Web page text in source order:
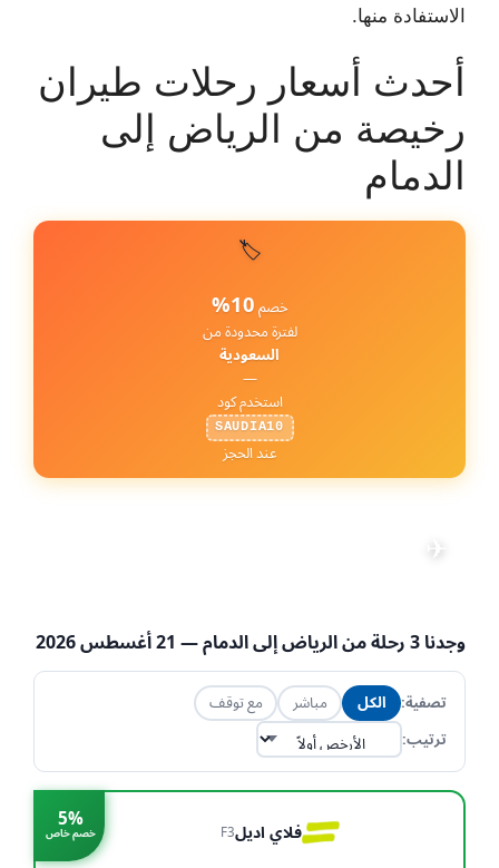
الاستفادة منها.
أحدث أسعار رحلات طيران
رخيصة من الرياض إلى
الدمام
🏷️
خصم 10%
لفترة محدودة من
السعودية
—
استخدم كود
SAUDIA10
عند الحجز
✈
وجدنا 3 رحلة منالرياضإلىالدمام— 21 أغسطس 2026
تصفية: الكل مباشر
مع توقف
ترتيب:
5%
خصم خاص فلاي اديلF3